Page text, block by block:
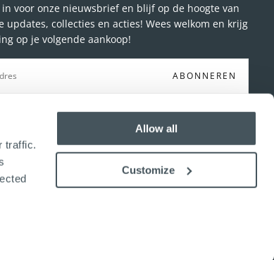
traffic.
Allow all
Customize
voor onze nieuwsbrief en blijf op de hoogte van
updates, collecties en acties! Wees welkom en krijg
op je volgende aankoop!
ABONNEREN